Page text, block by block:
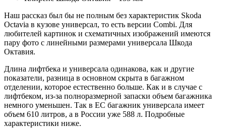
Наш рассказ был бы не полным без характеристик Skoda
Octavia в кузове универсал, то есть версии Combi. Для
любителей картинок и схематичных изображений имеются
пару фото с линейными размерами универсала Шкода
Октавия.
Длина лифтбека и универсала одинакова, как и другие
показатели, разница в основном скрыта в багажном
отделении, которое естественно больше. Как и в случае с
лифтбеком, из-за полноразмерной запаски объем багажника
немного уменьшен. Так в ЕС багажник универсала имеет
объем 610 литров, а в России уже 588 л. Подробные
характеристики ниже.